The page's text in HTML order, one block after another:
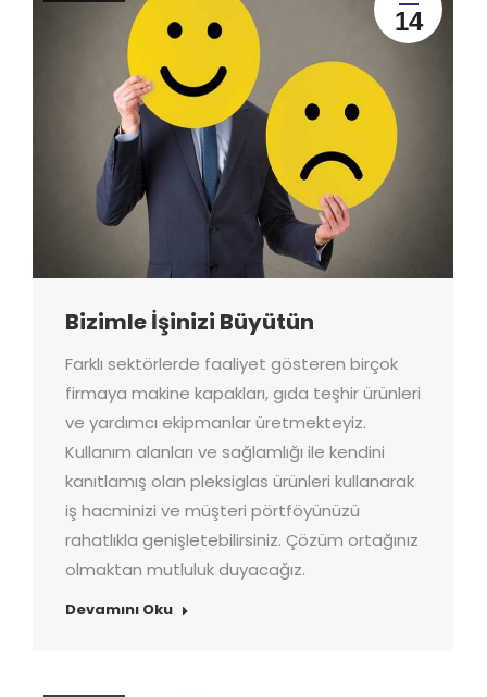
14
Bizimle İşinizi Büyütün
Farklı sektörlerde faaliyet gösteren birçok
firmaya makine kapakları, gıda teşhir ürünleri
ve yardımcı ekipmanlar üretmekteyiz.
Kullanım alanları ve sağlamlığı ile kendini
kanıtlamış olan pleksiglas ürünleri kullanarak
iş hacminizi ve müşteri pörtföyünüzü
rahatlıkla genişletebilirsiniz. Çözüm ortağınız
olmaktan mutluluk duyacağız.
Devamını Oku